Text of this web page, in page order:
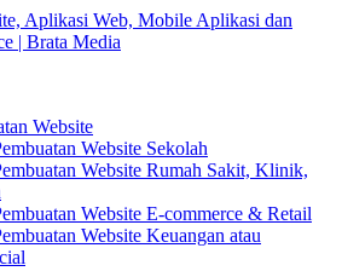
Website
Website Sekolah
Website Rumah Sakit, Klinik,
Website E-commerce & Retail
Website Keuangan atau